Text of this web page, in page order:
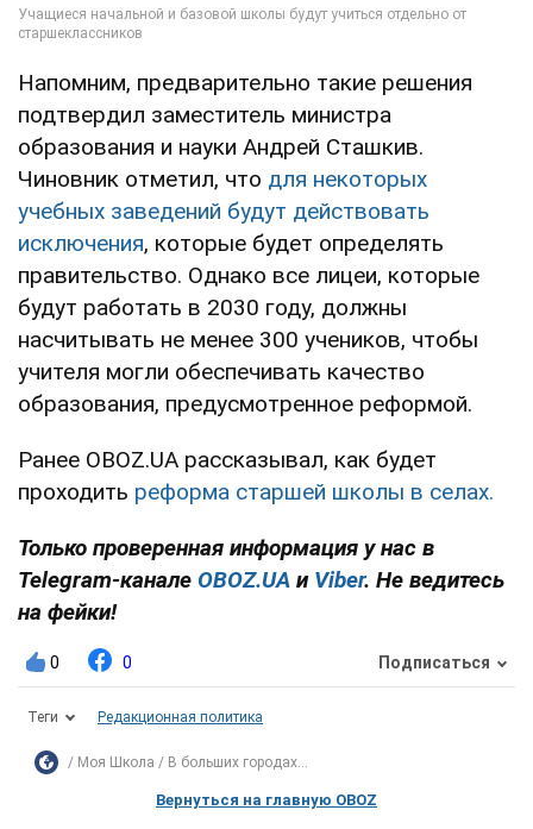
Напомним, предварительно такие решения
подтвердил заместитель министра
образования и науки Андрей Сташкив.
Чиновник отметил, что для некоторых
учебных заведений будут действовать
исключения, которые будет определять
правительство. Однако все лицеи, которые
будут работать в 2030 году, должны
насчитывать не менее 300 учеников, чтобы
учителя могли обеспечивать качество
образования, предусмотренное реформой.
Ранее OBOZ.UA рассказывал, как будет
проходить реформа старшей школы в селах.
Только проверенная информация у нас в
Telegram-канале OBOZ.UA и Viber. Не ведитесь
на фейки!
0 0 Подписаться
Теги Редакционная политика
Моя Школа В больших городах...
Вернуться на главную OBOZ